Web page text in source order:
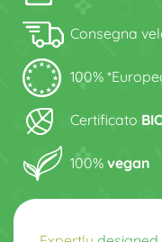
Consegna
100%
Certificato
100% vegan